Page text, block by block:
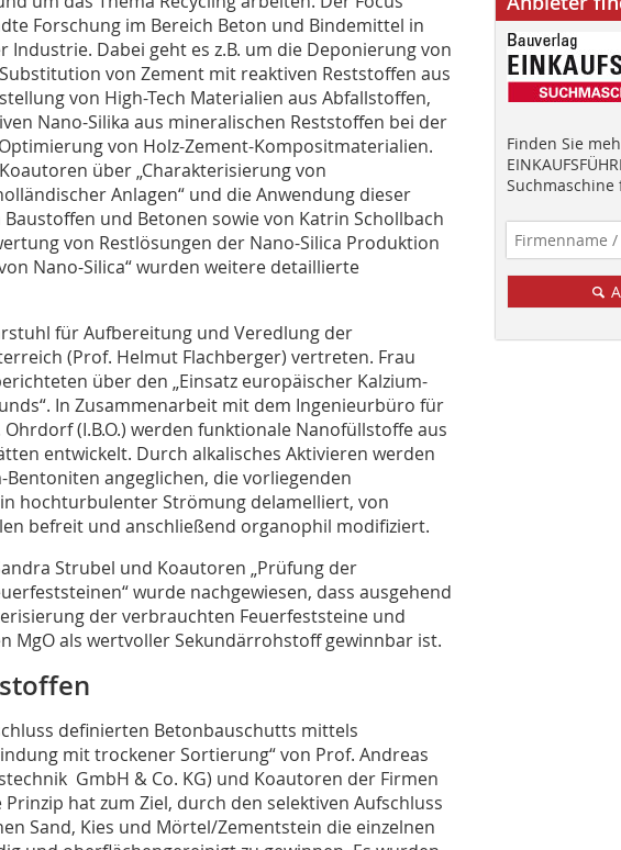
Forschung im Bereich Beton und Bindemittel in
Dabei geht es z.B. um die Deponierung von
von Zement mit reaktiven Reststoffen aus
von High-Tech Materialien aus Abfallstoffen,
Nano-Silika aus mineralischen Reststoffen bei der
von Holz-Zement-Kompositmaterialien.
über „Charakterisierung von
Anlagen“ und die Anwendung dieser
und Betonen sowie von Katrin Schollbach
von Restlösungen der Nano-Silica Produktion
Nano-Silica“ wurden weitere detaillierte
für Aufbereitung und Veredlung der
(Prof. Helmut Flachberger) vertreten. Frau
über den „Einsatz europäischer Kalzium-
In Zusammenarbeit mit dem Ingenieurbüro für
(I.B.O.) werden funktionale Nanofüllstoffe aus
entwickelt. Durch alkalisches Aktivieren werden
angeglichen, die vorliegenden
hochturbulenter Strömung delamelliert, von
befreit und anschließend organophil modifiziert.
Strubel und Koautoren „Prüfung der
wurde nachgewiesen, dass ausgehend
der verbrauchten Feuerfeststeine und
MgO als wertvoller Sekundärrohstoff gewinnbar ist.
definierten Betonbauschutts mittels
mit trockener Sortierung“ von Prof. Andreas
GmbH & Co. KG) und Koautoren der Firmen
Prinzip hat zum Ziel, durch den selektiven Aufschluss
Sand, Kies und Mörtel/Zementstein die einzelnen
Finden Sie